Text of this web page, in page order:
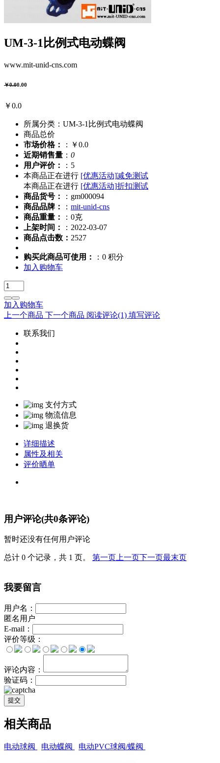
UM-3-1比例式电动蝶阀
www.mit-unid-cns.com
￥0.00.00
￥0.0
所属分类：UM-3-1比例式电动蝶阀
商品总价
市场价格：
：￥0.0
近期销售量 ： 0
用户评价：
：5
本商品正在进行 [优惠活动]减免测试
本商品正在进行 [优惠活动]折扣测试
商品货号：
：gm000094
商品品牌：
： mit-unid-cns
商品重量：
：0克
上架时间：
：2022-03-07
商品点击数： 2527
购买此商品可使用：
：0 积分
加入购物车
加入购物车
上一个商品 下一个商品 阅读评论(1) 填写评论
联系我们
支付方式
物流信息
退换货
详细描述
属性及相关
评价晒单
用户评论(共0条评论)
暂时还没有任何用户评论
总计 0 个记录，共 1 页。 第一页上一页下一页最末页
我要留言
用户名：
匿名用户
E-mail：
评价等级：
评论内容：
验证码：
提交
相关商品
电动球阀 电动蝶阀 电动PVC球阀/蝶阀